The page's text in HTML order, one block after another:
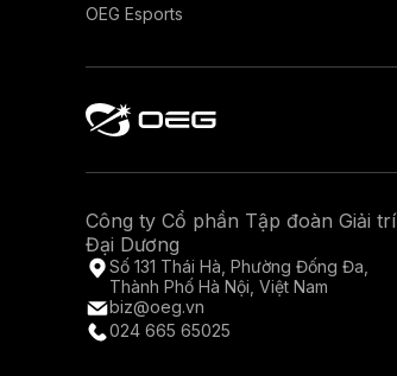
OEG Esports
Công ty Cổ phần Tập đoàn Giải trí
Đại Dương
Số 131 Thái Hà, Phường Đống Đa,
Thành Phố Hà Nội, Việt Nam
biz@oeg.vn
024 665 65025